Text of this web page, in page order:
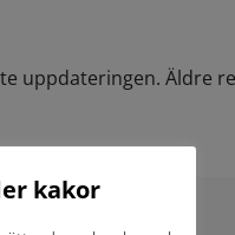
uppdateringen. Äldre
kakor